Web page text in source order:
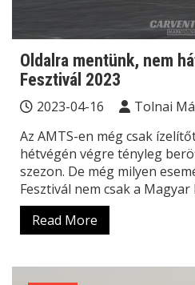
Oldalra mentünk, nem
Fesztivál 2023
2023-04-16 Tolnai
Az AMTS-en még csak
hétvégén végre tényleg
szezon. De még milyen
Fesztivál nem csak a
Read More